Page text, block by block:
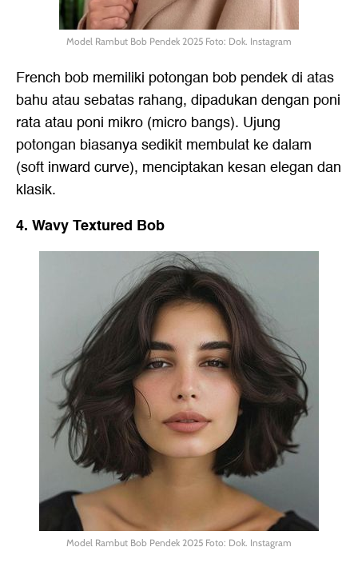
Model Rambut Bob Pendek 2025 Foto: Dok. Instagram
French bob memiliki potongan bob pendek di atas
bahu atau sebatas rahang, dipadukan dengan poni
rata atau poni mikro (micro bangs). Ujung
potongan biasanya sedikit membulat ke dalam
(soft inward curve), menciptakan kesan elegan dan
klasik.
4. Wavy Textured Bob
Model Rambut Bob Pendek 2025 Foto: Dok. Instagram